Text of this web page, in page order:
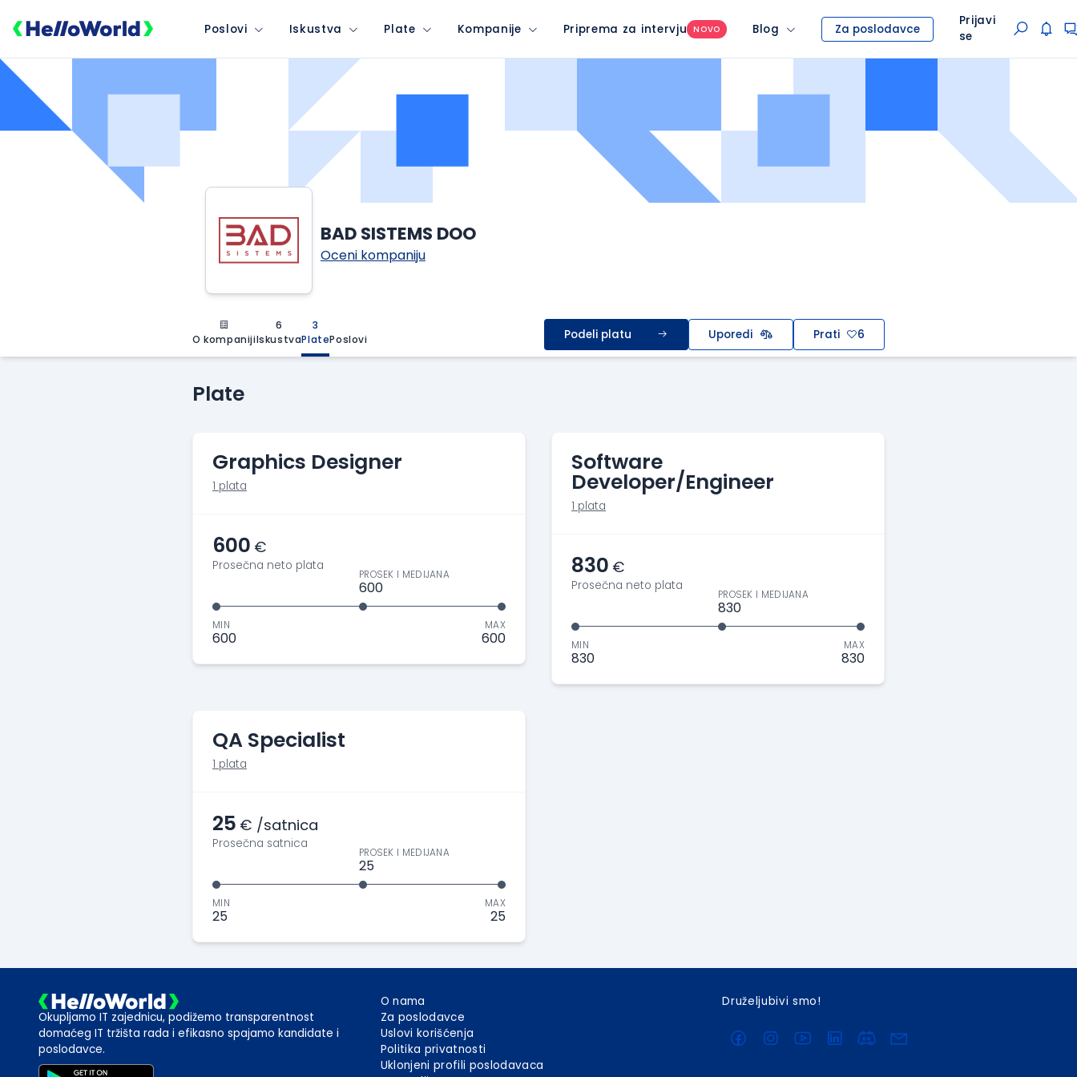
Poslovi Iskustva Plate Kompanije Priprema za intervju NOVO Blog Za poslodavce
Prijavi
se
BAD SISTEMS DOO
Oceni kompaniju
O kompaniji
6
Iskustva
3
PlatePoslovi Podeli platu Uporedi Prati 6
Plate
Graphics Designer
1 plata
600 €
Prosečna neto plata
MIN
600
PROSEK I MEDIJANA
600
MAX
600
Software
Developer/Engineer
1 plata
830 €
Prosečna neto plata
MIN
830
PROSEK I MEDIJANA
830
MAX
830
QA Specialist
1 plata
25 € /satnica
Prosečna satnica
MIN
25
PROSEK I MEDIJANA
25
MAX
25
Okupljamo IT zajednicu, podižemo transparentnost
domaćeg IT tržišta rada i efikasno spajamo kandidate i
poslodavce.
O nama
Za poslodavce
Uslovi korišćenja
Politika privatnosti
Uklonjeni profili poslodavaca
Druželjubivi smo!